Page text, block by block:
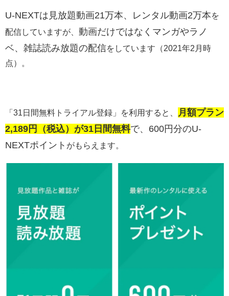
U-NEXTは 見放題動画21万本、レンタル動画2万本を
配信していますが、 動画だけではなくマンガやラノ
ベ、雑誌読み放題の配信をしています（2021年2月時
点）。
「31日間無料トライアル登録」を利用すると、
月額プラン
2,189円（税込）が31日間無料で、600円分のU-
NEXTポイント がもらえます。